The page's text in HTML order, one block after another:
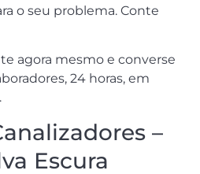
o seu problema. Conte
agora mesmo e converse
24 horas, em
–
Escura